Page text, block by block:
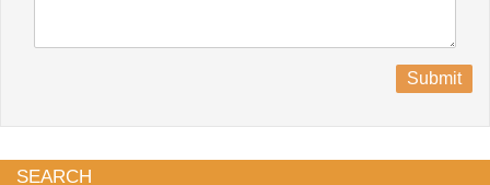
Submit
SEARCH